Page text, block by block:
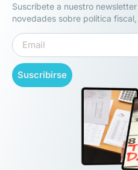
Suscríbete a nuestro
novedades sobre política
Suscribirse